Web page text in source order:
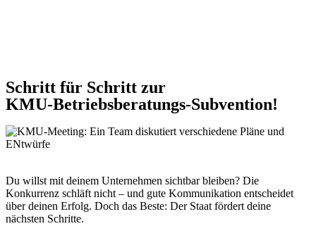
Schritt für Schritt zur
KMU-Betriebsberatungs-Subvention!
Du willst mit deinem Unternehmen sichtbar bleiben? Die
Konkurrenz schläft nicht – und gute Kommunikation entscheidet
über deinen Erfolg. Doch das Beste: Der Staat fördert deine
nächsten Schritte.